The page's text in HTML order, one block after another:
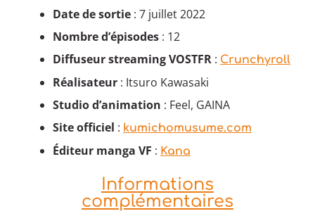
Date de sortie : 7 juillet 2022
Nombre d’épisodes : 12
Diffuseurstreaming VOSTFR : Crunchyroll
Réalisateur : Itsuro Kawasaki
Studio d’animation : Feel, GAINA
Site officiel : kumichomusume.com
Éditeur manga VF : Kana
Informations
complémentaires